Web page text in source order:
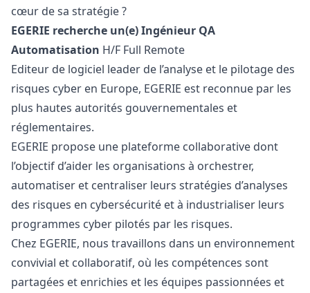
cœur de sa stratégie ?
EGERIE recherche un(e) Ingénieur QA
Automatisation H/F Full Remote
Editeur de logiciel leader de l’analyse et le pilotage des
risques cyber en Europe, EGERIE est reconnue par les
plus hautes autorités gouvernementales et
réglementaires.
EGERIE propose une plateforme collaborative dont
l’objectif d’aider les organisations à orchestrer,
automatiser et centraliser leurs stratégies d’analyses
des risques en cybersécurité et à industrialiser leurs
programmes cyber pilotés par les risques.
Chez EGERIE, nous travaillons dans un environnement
convivial et collaboratif, où les compétences sont
partagées et enrichies et les équipes passionnées et